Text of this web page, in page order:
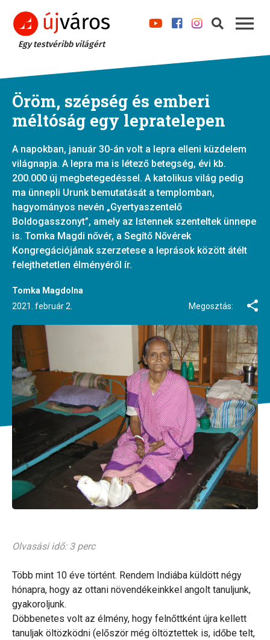
Egy testvéribb világért
Öröm, szépség és emberi
méltóság egy lepratelepen
A napokban, január 30-án volt a lepra elleni küzdelem
világnapja. A lepra ma is létező betegség, évi kb.
200.000 új megbetegedéssel. A katolikus világ pedig
ma ünnepli Urunk bemutatását a templomban,
hagyományos nevén „Gyertyaszentelő
Boldogasszonyt”, amely az Istennek szenteltek ünnepe
is. Tomka Magdi nővér, a Segítő Nővérek
Kongregációjának szerzetese a leprások között átélt
felejthetetlen élményéről ír.
Tomka Magdolna
2021. február 2.
Megosztás:
Olvasási idő: 3 perc
Több mint 10 éve történt. Rendem Indiába küldött négy
hónapra, hogy az ottani növendékeinkkel angolt tanuljunk,
gyakoroljunk.
Döbbenetes volt az élmény, hogy felnőttként újra kellett
tanuljak öltözködni (először még öltöztettek is, időbe telt,